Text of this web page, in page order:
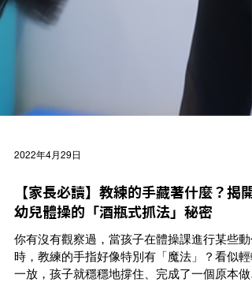
2022年4月29日
【家長必讀】教練的手藏著什麼？揭開
幼兒體操的「酒瓶式抓法」秘密
你有沒有觀察過，當孩子在體操課進行某些動